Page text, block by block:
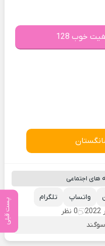
پست قبلی
خوب 128
های اجتماعی
تلگرام واتساپ
0 نظر
سوگند